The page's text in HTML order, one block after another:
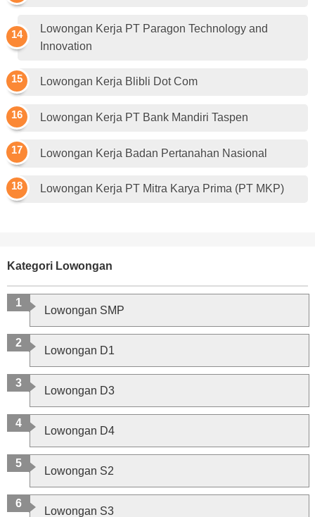
Lowongan Kerja PT Paragon Technology and
Innovation
Lowongan Kerja Blibli Dot Com
Lowongan Kerja PT Bank Mandiri Taspen
Lowongan Kerja Badan Pertanahan Nasional
Lowongan Kerja PT Mitra Karya Prima (PT MKP)
Kategori Lowongan
Lowongan SMP
Lowongan D1
Lowongan D3
Lowongan D4
Lowongan S2
Lowongan S3